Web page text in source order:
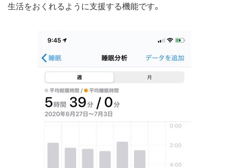
生活をおくれるように支援する機能です。